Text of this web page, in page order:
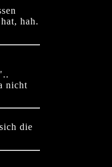
hah.
nicht
die